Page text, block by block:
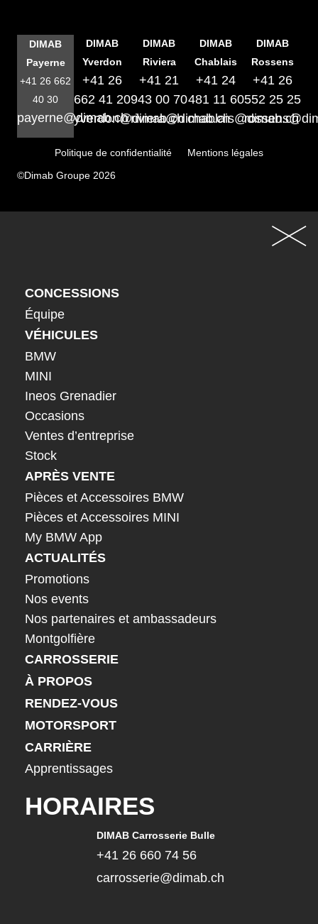
DIMAB
Payerne
+41 26 662
40 30
payerne@dimab.ch
DIMAB
Yverdon
+41 26
662 41 20
yverdon@dimab.ch
DIMAB
Riviera
+41 21
943 00 70
riviera@dimab.ch
DIMAB
Chablais
+41 24
481 11 60
chablais@dimab.ch
DIMAB
Rossens
+41 26
552 25 25
Politique de confidentialité
Mentions légales
©Dimab Groupe 2026
CONCESSIONS
Équipe
VÉHICULES
BMW
MINI
Ineos Grenadier
Occasions
Ventes d’entreprise
Stock
APRÈS VENTE
Pièces et Accessoires BMW
Pièces et Accessoires MINI
My BMW App
ACTUALITÉS
Promotions
Nos events
Nos partenaires et ambassadeurs
Montgolfière
CARROSSERIE
À PROPOS
RENDEZ-VOUS
MOTORSPORT
CARRIÈRE
Apprentissages
HORAIRES
DIMAB Carrosserie Bulle
+41 26 660 74 56
carrosserie@dimab.ch